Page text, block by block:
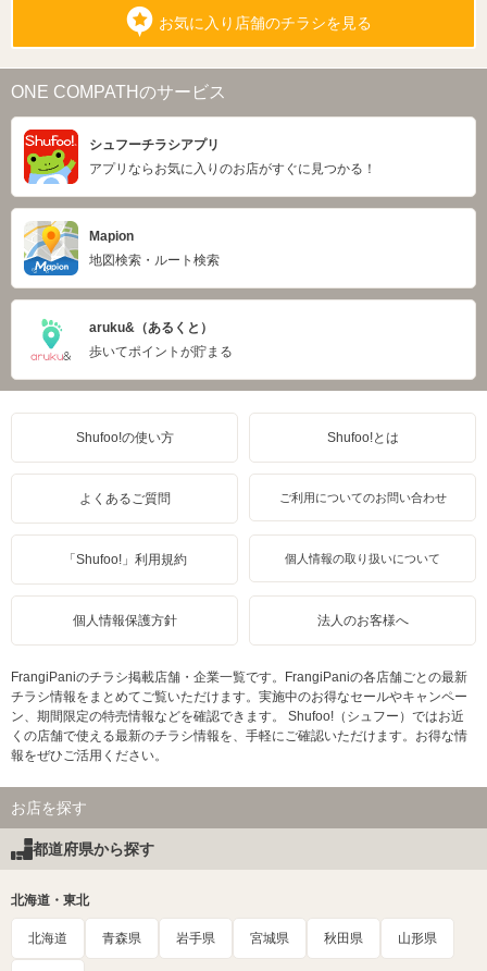
お気に入り店舗のチラシを見る
ONE COMPATHのサービス
シュフーチラシアプリ
アプリならお気に入りのお店がすぐに見つかる！
Mapion
地図検索・ルート検索
aruku&（あるくと）
歩いてポイントが貯まる
Shufoo!の使い方 Shufoo!とは
よくあるご質問 ご利用についてのお問い合わせ
「Shufoo!」利用規約 個人情報の取り扱いについて
個人情報保護方針 法人のお客様へ
FrangiPaniのチラシ掲載店舗・企業一覧です。FrangiPaniの各店舗ごとの最新
チラシ情報をまとめてご覧いただけます。実施中のお得なセールやキャンペー
ン、期間限定の特売情報などを確認できます。 Shufoo!（シュフー）ではお近
くの店舗で使える最新のチラシ情報を、手軽にご確認いただけます。お得な情
報をぜひご活用ください。
お店を探す
都道府県から探す
北海道・東北
北海道 青森県 岩手県 宮城県 秋田県 山形県